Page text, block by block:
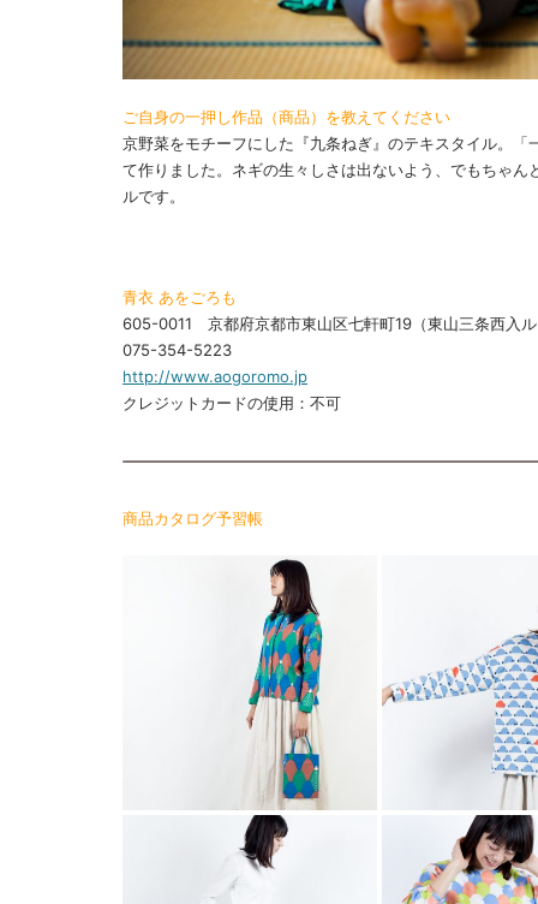
ご自身の一押し作品（商品）を教えてください
京野菜をモチーフにした『九条ねぎ』のテキスタイル。
て作りました。ネギの生々しさは出ないよう、でもちゃ
ルです。
青衣 あをごろも
605-0011 京都府京都市東山区七軒町19（東山三条西入
075-354-5223
http://www.aogoromo.jp
クレジットカードの使用：不可
商品カタログ予習帳